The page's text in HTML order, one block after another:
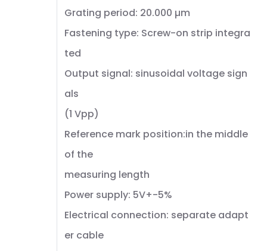
Grating period: 20.000 µm
Fastening type: Screw-on strip integra
ted
Output signal: sinusoidal voltage sign
als
(1 Vpp)
Reference mark position:in the middle
of the
measuring length
Power supply: 5V+-5%
Electrical connection: separate adapt
er cable